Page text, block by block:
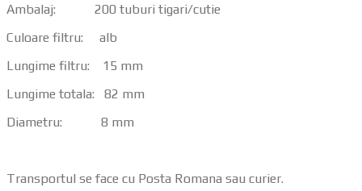
Ambalaj: 200 tuburi tigari/cutie
Culoare filtru: alb
Lungime filtru: 15 mm
Lungime totala: 82 mm
Diametru: 8 mm
Transportul se face cu Posta Romana sau curier.